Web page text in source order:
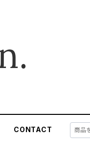
CONTACT